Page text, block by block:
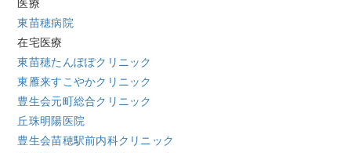
医療
東苗穂病院
在宅医療
東苗穂たんぽぽクリニック
東雁来すこやかクリニック
豊生会元町総合クリニック
丘珠明陽医院
豊生会苗穂駅前内科クリニック